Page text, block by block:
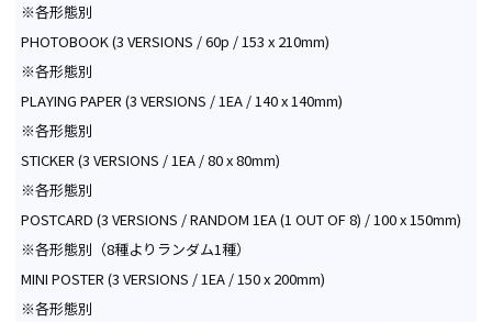
※各形態別
PHOTOBOOK (3 VERSIONS / 60p / 153 x 210mm)
※各形態別
PLAYING PAPER (3 VERSIONS / 1EA / 140 x 140mm)
※各形態別
STICKER (3 VERSIONS / 1EA / 80 x 80mm)
※各形態別
POSTCARD (3 VERSIONS / RANDOM 1EA (1 OUT OF 8) / 100 x 150mm)
※各形態別（8種よりランダム1種）
MINI POSTER (3 VERSIONS / 1EA / 150 x 200mm)
※各形態別